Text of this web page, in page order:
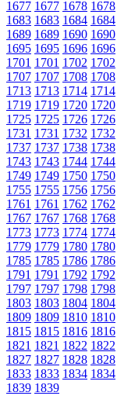
1677 1677 1678 1678
1683 1683 1684 1684
1689 1689 1690 1690
1695 1695 1696 1696
1701 1701 1702 1702
1707 1707 1708 1708
1713 1713 1714 1714
1719 1719 1720 1720
1725 1725 1726 1726
1731 1731 1732 1732
1737 1737 1738 1738
1743 1743 1744 1744
1749 1749 1750 1750
1755 1755 1756 1756
1761 1761 1762 1762
1767 1767 1768 1768
1773 1773 1774 1774
1779 1779 1780 1780
1785 1785 1786 1786
1791 1791 1792 1792
1797 1797 1798 1798
1803 1803 1804 1804
1809 1809 1810 1810
1815 1815 1816 1816
1821 1821 1822 1822
1827 1827 1828 1828
1833 1833 1834 1834
1839 1839